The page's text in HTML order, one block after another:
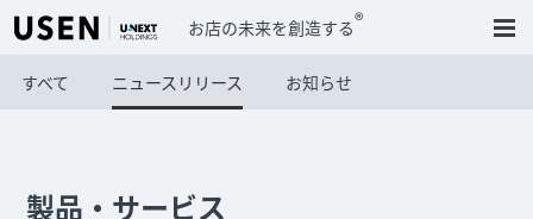
お店の未来を創造する®
すべて ニュースリリース お知らせ
製品・サービス